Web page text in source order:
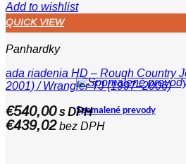
Spomalené prevody
Add to wishlist
QUICK VIEW
Panhardky
ada riadenia HD – Rough Country
2001) / Wrangler TJ (1997–2006)
€540,00s DPH
€439,02bez DPH